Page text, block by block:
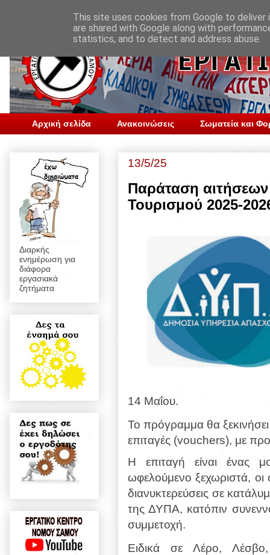
Αρχική σελίδα Ανακοινώσεις Σωματεία και
13/5/25
Παράταση
Τουρισμού 2025-
14 Μαΐου.
Το πρόγραμμα θα
επιταγές (vouchers), με
Η επιταγή είναι ένας
ωφελούμενο ξεχωριστά,
διανυκτερεύσεις σε
της ΔΥΠΑ, κατόπιν
συμμετοχή.
Ειδικά σε Λέρο,
Διαρκής
ενημέρωση για
διάφορα
εργασιακά
ζητήματα
This site uses cookies from Google to
are shared with Google along with
statistics, and to detect and address abuse.